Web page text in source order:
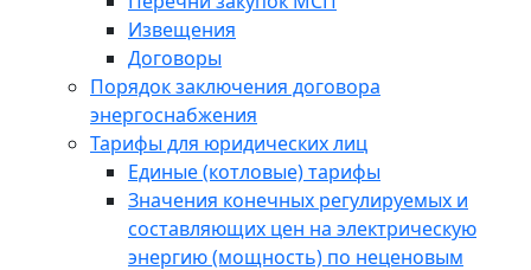
Извещения
Договоры
Порядок заключения договора
энергоснабжения
Тарифы для юридических лиц
Единые (котловые) тарифы
Значения конечных регулируемых и
составляющих цен на электрическую
энергию (мощность) по неценовым